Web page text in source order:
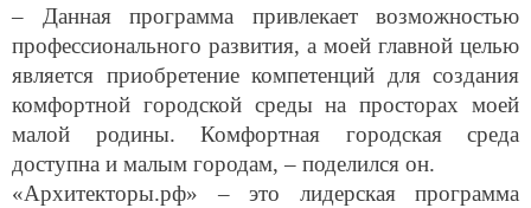
– Данная программа привлекает возможностью
профессионального развития, а моей главной целью
является приобретение компетенций для создания
комфортной городской среды на просторах моей
малой родины. Комфортная городская среда
доступна и малым городам, – поделился он.
«Архитекторы.рф» – это лидерская программа